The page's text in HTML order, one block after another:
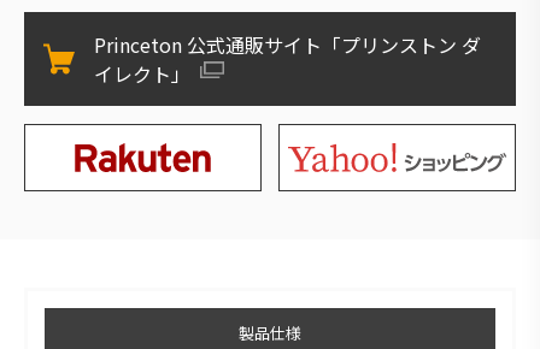
Princeton 公式通販サイト「プリンストン ダ
イレクト」
製品仕様